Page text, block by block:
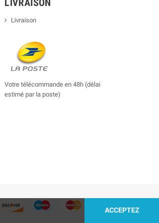
LIVRAISON
Livraison
Votre télécommande en 48h (délai
estimé par la poste)
ACCEPTEZ